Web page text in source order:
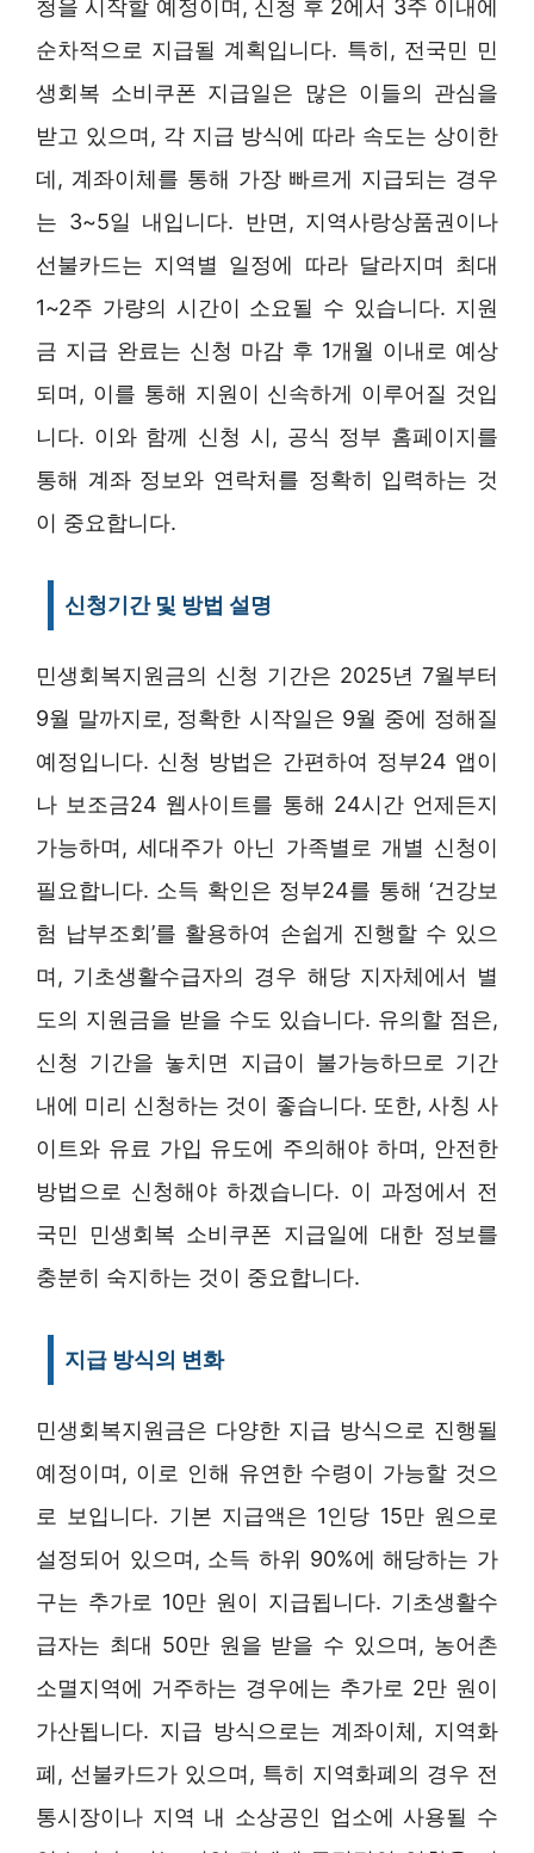
청을 시작할 예정이며, 신청 후 2에서 3주 이내에
순차적으로 지급될 계획입니다. 특히, 전국민 민
생회복 소비쿠폰 지급일은 많은 이들의 관심을
받고 있으며, 각 지급 방식에 따라 속도는 상이한
데, 계좌이체를 통해 가장 빠르게 지급되는 경우
는 3~5일 내입니다. 반면, 지역사랑상품권이나
선불카드는 지역별 일정에 따라 달라지며 최대
1~2주 가량의 시간이 소요될 수 있습니다. 지원
금 지급 완료는 신청 마감 후 1개월 이내로 예상
되며, 이를 통해 지원이 신속하게 이루어질 것입
니다. 이와 함께 신청 시, 공식 정부 홈페이지를
통해 계좌 정보와 연락처를 정확히 입력하는 것
이 중요합니다.
신청기간 및 방법 설명
민생회복지원금의 신청 기간은 2025년 7월부터
9월 말까지로, 정확한 시작일은 9월 중에 정해질
예정입니다. 신청 방법은 간편하여 정부24 앱이
나 보조금24 웹사이트를 통해 24시간 언제든지
가능하며, 세대주가 아닌 가족별로 개별 신청이
필요합니다. 소득 확인은 정부24를 통해 ‘건강보
험 납부조회’를 활용하여 손쉽게 진행할 수 있으
며, 기초생활수급자의 경우 해당 지자체에서 별
도의 지원금을 받을 수도 있습니다. 유의할 점은,
신청 기간을 놓치면 지급이 불가능하므로 기간
내에 미리 신청하는 것이 좋습니다. 또한, 사칭 사
이트와 유료 가입 유도에 주의해야 하며, 안전한
방법으로 신청해야 하겠습니다. 이 과정에서 전
국민 민생회복 소비쿠폰 지급일에 대한 정보를
충분히 숙지하는 것이 중요합니다.
지급 방식의 변화
민생회복지원금은 다양한 지급 방식으로 진행될
예정이며, 이로 인해 유연한 수령이 가능할 것으
로 보입니다. 기본 지급액은 1인당 15만 원으로
설정되어 있으며, 소득 하위 90%에 해당하는 가
구는 추가로 10만 원이 지급됩니다. 기초생활수
급자는 최대 50만 원을 받을 수 있으며, 농어촌
소멸지역에 거주하는 경우에는 추가로 2만 원이
가산됩니다. 지급 방식으로는 계좌이체, 지역화
폐, 선불카드가 있으며, 특히 지역화폐의 경우 전
통시장이나 지역 내 소상공인 업소에 사용될 수